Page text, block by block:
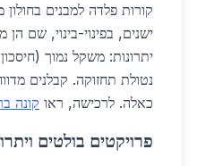
קורות פלדה למבנים
ישנים, בפינוי-בינוי, שם הן
כאלה. לרכישה, ראו קונה
פרויקטים בולטים